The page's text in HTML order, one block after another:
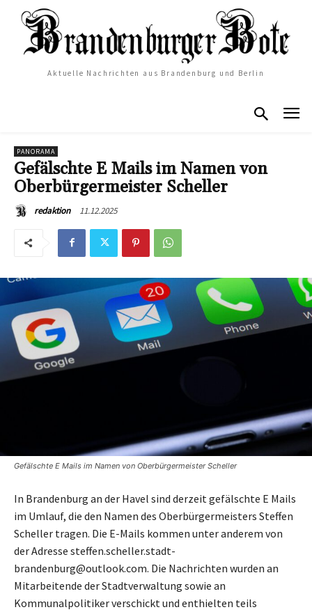
Aktuelle Nachrichten aus Brandenburg und Berlin
PANORAMA
Gefälschte E Mails im Namen von
Oberbürgermeister Scheller
redaktion 11.12.2025
Gefälschte E Mails im Namen von Oberbürgermeister Scheller
In Brandenburg an der Havel sind derzeit gefälschte E Mails
im Umlauf, die den Namen des Oberbürgermeisters Steffen
Scheller tragen. Die E-Mails kommen unter anderem von
der Adresse steffen.scheller.stadt-
brandenburg@outlook.com. Die Nachrichten wurden an
Mitarbeitende der Stadtverwaltung sowie an
Kommunalpolitiker verschickt und enthielten teils